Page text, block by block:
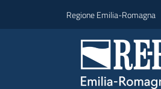
Regione Emilia-Romagna